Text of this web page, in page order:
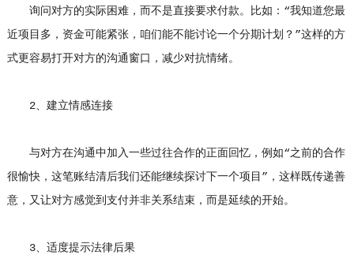
询问对方的实际困难，而不是直接要求付款。比如：“我知道您最
近项目多，资金可能紧张，咱们能不能讨论一个分期计划？”这样的方
式更容易打开对方的沟通窗口，减少对抗情绪。
2、建立情感连接
与对方在沟通中加入一些过往合作的正面回忆，例如“之前的合作
很愉快，这笔账结清后我们还能继续探讨下一个项目”，这样既传递善
意，又让对方感觉到支付并非关系结束，而是延续的开始。
3、适度提示法律后果